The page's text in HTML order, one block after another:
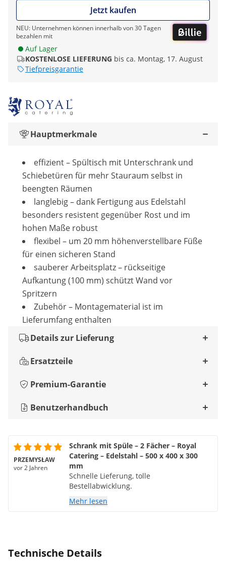
Jetzt kaufen
NEU: Unternehmen können innerhalb von 30 Tagen
bezahlen mit
Auf Lager
KOSTENLOSE LIEFERUNG bis ca. Montag, 17. August
Tiefpreisgarantie
Hauptmerkmale
effizient – Spültisch mit Unterschrank und
Schiebetüren für mehr Stauraum selbst in
beengten Räumen
langlebig – dank Fertigung aus Edelstahl
besonders resistent gegenüber Rost und im
hohen Maße robust
flexibel – um 20 mm höhenverstellbare Füße
für einen sicheren Stand
sauberer Arbeitsplatz – rückseitige
Aufkantung (100 mm) schützt Wand vor
Spritzern
Zubehör – Montagematerial ist im
Lieferumfang enthalten
Details zur Lieferung
Ersatzteile
Premium-Garantie
Benutzerhandbuch
PRZEMYSŁAW
vor 2 Jahren
Schrank mit Spüle – 2 Fächer – Royal
Catering – Edelstahl – 500 x 400 x 300
mm
Schnelle Lieferung, tolle
Bestellabwicklung.
Mehr lesen
Technische Details